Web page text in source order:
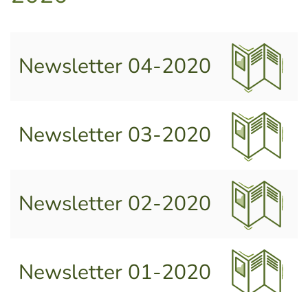
Newsletter 04-2020
Newsletter 03-2020
Newsletter 02-2020
Newsletter 01-2020